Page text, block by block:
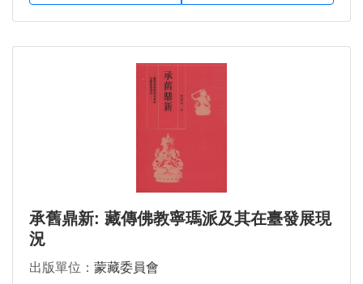
承舊鼎新: 藏傳佛教寧瑪派及其在臺發展現
況
出版單位： 蒙藏委員會